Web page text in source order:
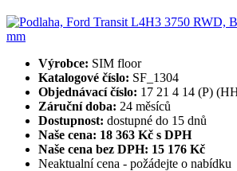
Výrobce: SIM floor
Katalogové číslo: SF_1304
Objednávací číslo: 17 21 4 14 (P)
Záruční doba: 24 měsíců
Dostupnost: dostupné do 15 dnů
Naše cena: 18 363 Kč s DPH
Naše cena bez DPH: 15 176 Kč
Neaktualní cena - požádejte o nabídku